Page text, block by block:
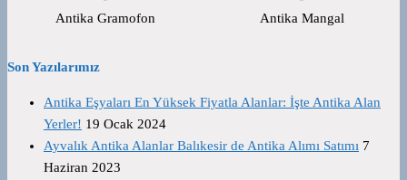
Antika Gramofon Antika Mangal
Son Yazılarımız
Antika Eşyaları En Yüksek Fiyatla Alanlar: İşte Antika Alan
Yerler! 19 Ocak 2024
Ayvalık Antika Alanlar Balıkesir de Antika Alımı Satımı 7
Haziran 2023